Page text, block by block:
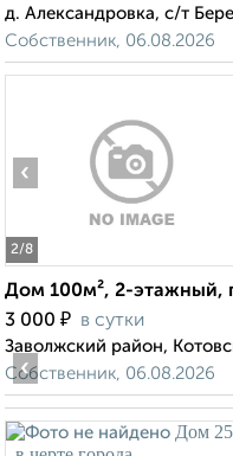
д. Александровка, с/т
Собственник, 06.08.2026
2/8
‹
Дом 100м², 2-этажный,
3 000 ₽ в сутки
Заволжский район,
Собственник, 06.08.2026
‹